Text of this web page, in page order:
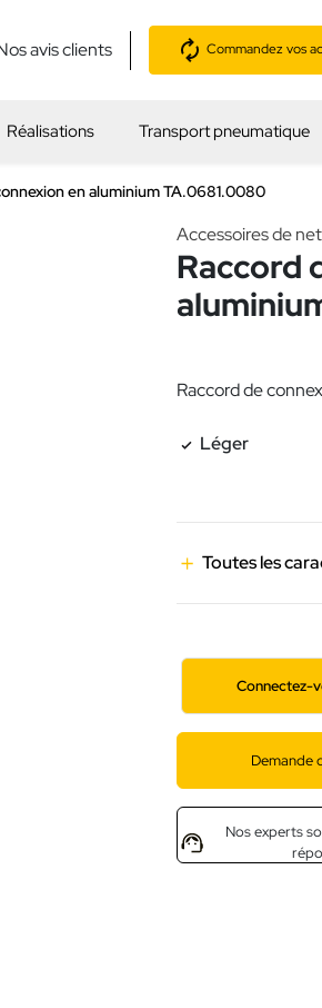
avis clients Commandez vos
Réalisations Transport pneumatique
en aluminium TA.0681.0080
Accessoires de
Raccord
Raccord de
Léger
Toutes les
Connectez-
Demande
Nos experts